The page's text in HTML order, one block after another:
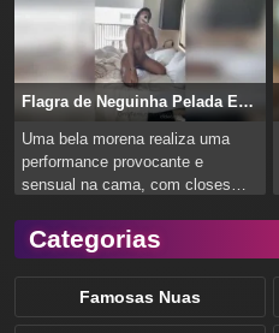
Flagra de Neguinha Pelada Exibindo-se na Cama
Uma bela morena realiza uma
performance provocante e
sensual na cama, com closes
aquecer o clima. Em um ousado
show...
Categorias
Famosas Nuas